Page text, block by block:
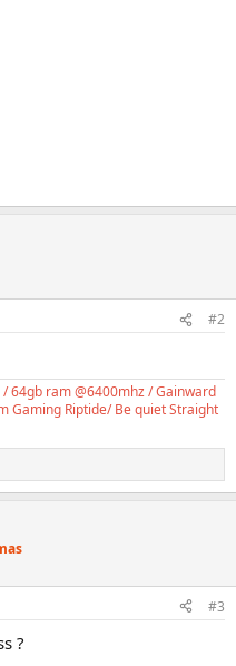
#2
/ 64gb ram @6400mhz / Gainward
Gaming Riptide/ Be quiet Straight
#3
?